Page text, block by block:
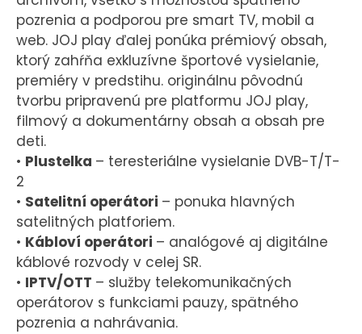
pozrenia a podporou pre smart TV, mobil a
web. JOJ play ďalej ponúka prémiový obsah,
ktorý zahŕňa exkluzívne športové vysielanie,
premiéry v predstihu. originálnu pôvodnú
tvorbu pripravenú pre platformu JOJ play,
filmový a dokumentárny obsah a obsah pre
deti.
• Plustelka – teresteriálne vysielanie DVB-T/T-
2
• Satelitní operátori – ponuka hlavných
satelitných platforiem.
• Kábloví operátori – analógové aj digitálne
káblové rozvody v celej SR.
• IPTV/OTT – služby telekomunikačných
operátorov s funkciami pauzy, spätného
pozrenia a nahrávania.